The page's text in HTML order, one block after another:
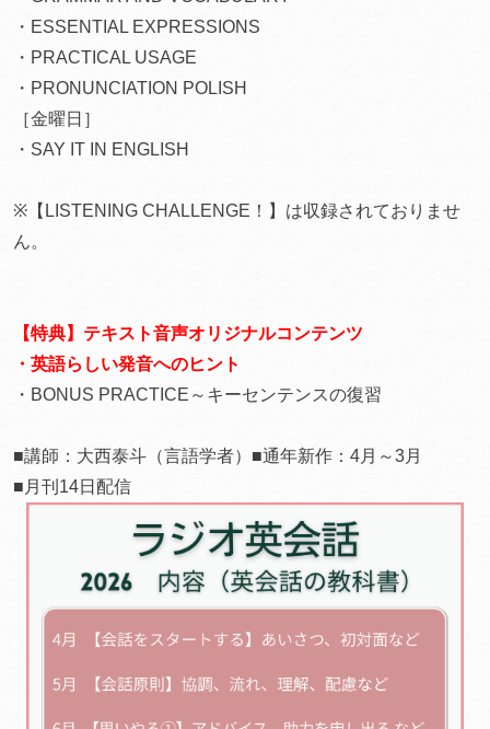
・ESSENTIAL EXPRESSIONS
・PRACTICAL USAGE
・PRONUNCIATION POLISH
［金曜日］
・SAY IT IN ENGLISH
※【LISTENING CHALLENGE！】は収録されておりませ
ん。
【特典】テキスト音声オリジナルコンテンツ
・英語らしい発音へのヒント
・BONUS PRACTICE～キーセンテンスの復習
■講師：大西泰斗（言語学者）■通年新作：4月～3月
■月刊14日配信